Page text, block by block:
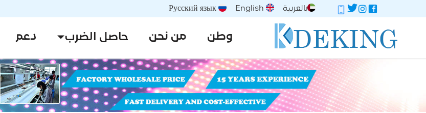
بالعربية English
Русский язык
وطن من نحن حاصل الضرب دعم